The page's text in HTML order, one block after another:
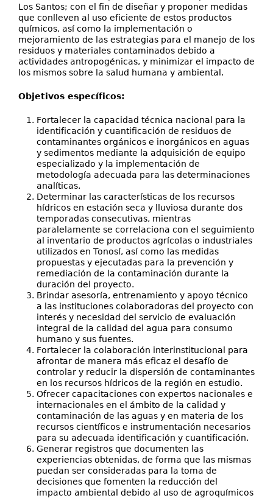
Los Santos; con el fin de diseñar y proponer medidas
que conlleven al uso eficiente de estos productos
químicos, así como la implementación o
mejoramiento de las estrategias para el manejo de los
residuos y materiales contaminados debido a
actividades antropogénicas, y minimizar el impacto de
los mismos sobre la salud humana y ambiental.
Objetivos específicos:
Fortalecer la capacidad técnica nacional para la
identificación y cuantificación de residuos de
contaminantes orgánicos e inorgánicos en aguas
y sedimentos mediante la adquisición de equipo
especializado y la implementación de
metodología adecuada para las determinaciones
analíticas.
Determinar las características de los recursos
hídricos en estación seca y lluviosa durante dos
temporadas consecutivas, mientras
paralelamente se correlaciona con el seguimiento
al inventario de productos agrícolas o industriales
utilizados en Tonosí, así como las medidas
propuestas y ejecutadas para la prevención y
remediación de la contaminación durante la
duración del proyecto.
Brindar asesoría, entrenamiento y apoyo técnico
a las instituciones colaboradoras del proyecto con
interés y necesidad del servicio de evaluación
integral de la calidad del agua para consumo
humano y sus fuentes.
Fortalecer la colaboración interinstitucional para
afrontar de manera más eficaz el desafío de
controlar y reducir la dispersión de contaminantes
en los recursos hídricos de la región en estudio.
Ofrecer capacitaciones con expertos nacionales e
internacionales en el ámbito de la calidad y
contaminación de las aguas y en materia de los
recursos científicos e instrumentación necesarios
para su adecuada identificación y cuantificación.
Generar registros que documenten las
experiencias obtenidas, de forma que las mismas
puedan ser consideradas para la toma de
decisiones que fomenten la reducción del
impacto ambiental debido al uso de agroquímicos